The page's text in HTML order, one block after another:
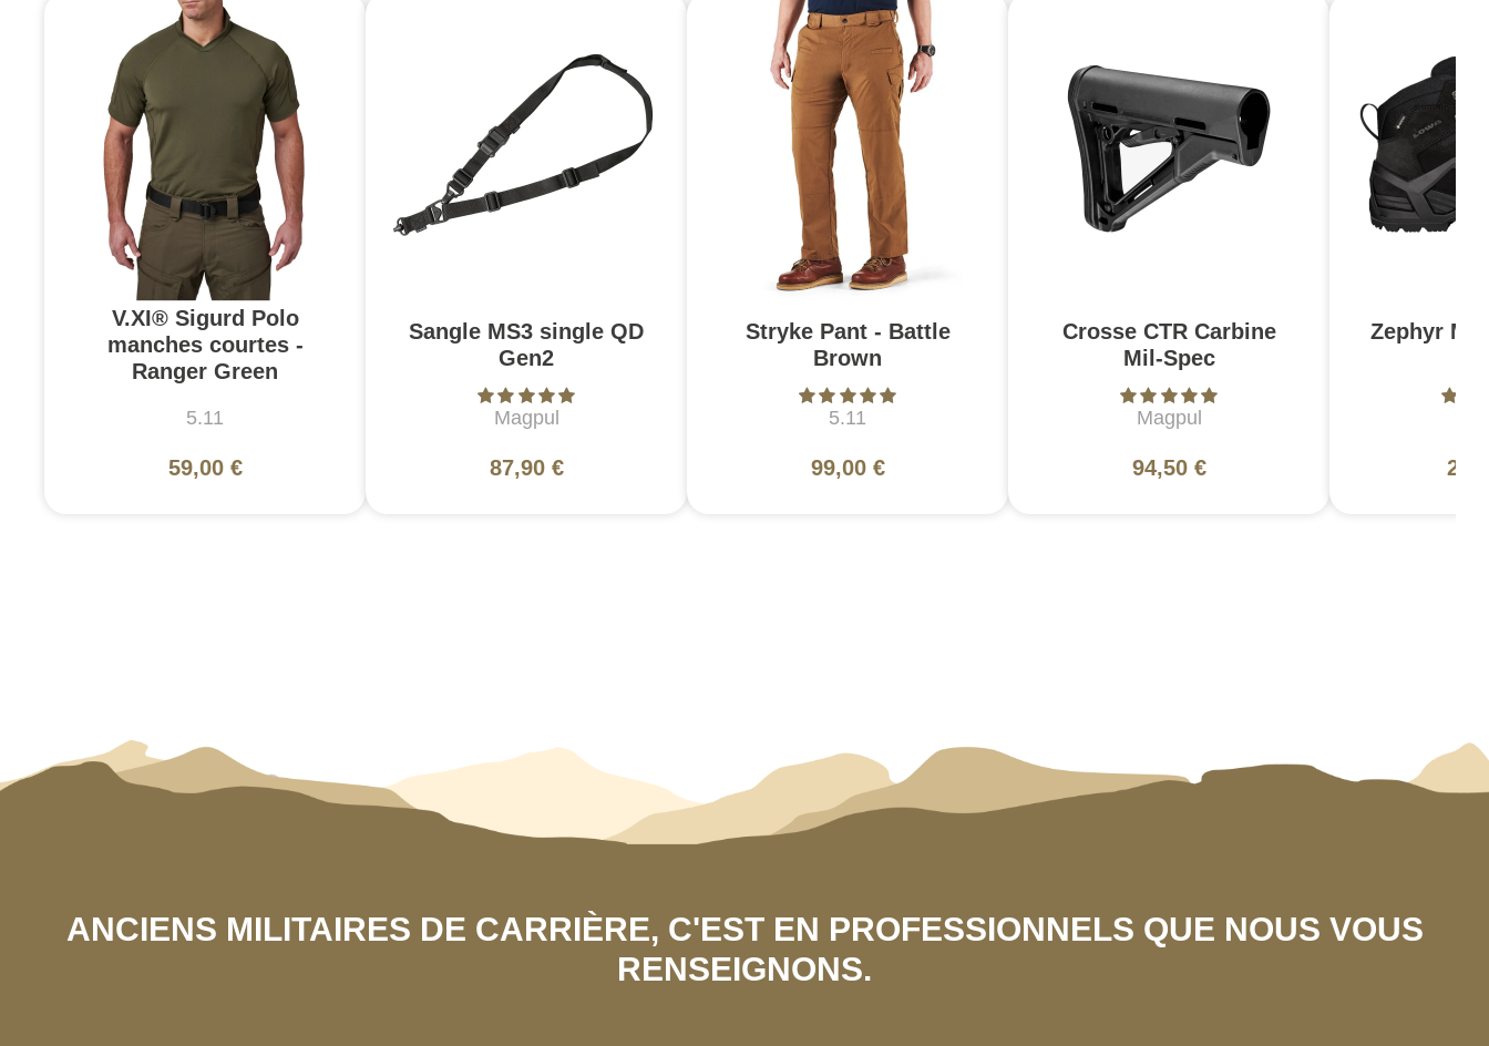
V.XI® Sigurd Polo
manches courtes -
Ranger Green
5.11
59,00 €
Sangle MS3 single QD
Gen2
Magpul
87,90 €
Stryke Pant - Battle
Brown
5.11
99,00 €
Crosse CTR Carbine
Mil-Spec
Magpul
94,50 €
Zephyr
ANCIENS MILITAIRES DE CARRIÈRE, C'EST EN PROFESSIONNELS QUE NOUS VOUS
RENSEIGNONS.